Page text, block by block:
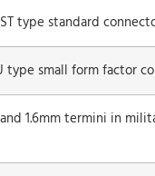
type standard
type small form factor
1.6mm termini in